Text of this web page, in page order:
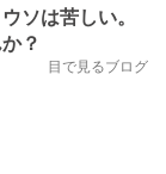
ソは苦しい。
？
目で見るブログ